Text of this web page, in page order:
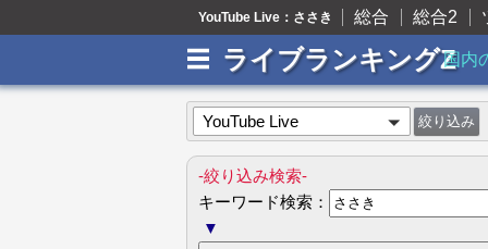
YouTube Live：ささき 総合 総合2
ライブランキングZ国内
YouTube Live
-絞り込み検索-
キーワード検索：
▼